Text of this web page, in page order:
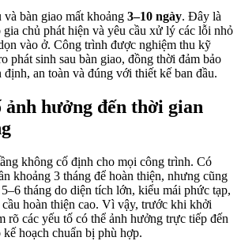
bàn giao mất khoảng 3–10 ngày. Đây là
chủ phát hiện và yêu cầu xử lý các lỗi nhỏ
vào ở. Công trình được nghiệm thu kỹ
phát sinh sau bàn giao, đồng thời đảm bảo
an toàn và đúng với thiết kế ban đầu.
ảnh hưởng đến thời gian
không cố định cho mọi công trình. Có
khoảng 3 tháng để hoàn thiện, nhưng cũng
tháng do diện tích lớn, kiểu mái phức tạp,
cầu hoàn thiện cao. Vì vậy, trước khi khởi
rõ các yếu tố có thể ảnh hưởng trực tiếp đến
hoạch chuẩn bị phù hợp.